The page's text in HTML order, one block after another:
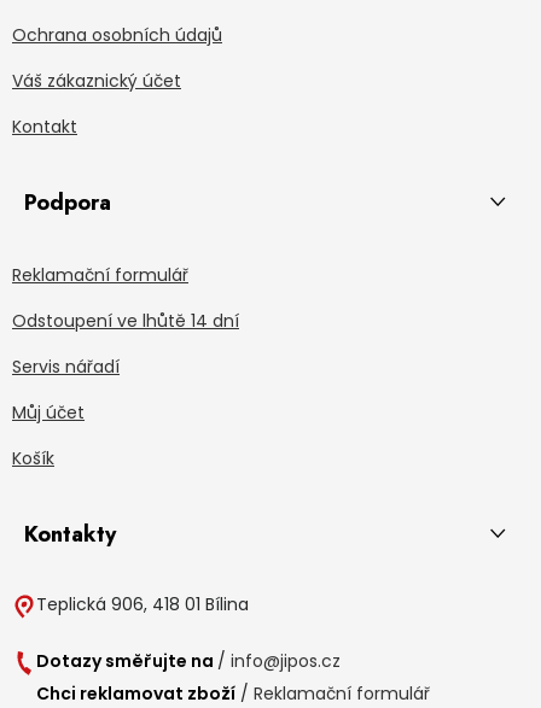
Ochrana osobních údajů
Váš zákaznický účet
Kontakt
Podpora
Reklamační formulář
Odstoupení ve lhůtě 14 dní
Servis nářadí
Můj účet
Košík
Kontakty
Teplická 906, 418 01 Bílina
Dotazy směřujte na / info@jipos.cz
Chci reklamovat zboží / Reklamační formulář